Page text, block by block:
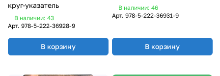
круг-указатель
В наличии: 43
Арт. 978-5-222-36928-9
В корзину
В наличии: 46
Арт. 978-5-222-36931-9
В корзину